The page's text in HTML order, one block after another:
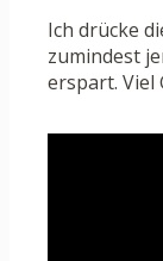
Ich drücke
zumindest
erspart. Viel